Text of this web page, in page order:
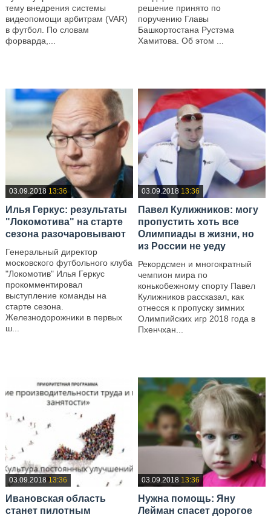
тему внедрения системы
видеопомощи арбитрам (VAR)
в футбол. По словам
форварда,...
решение принято по
поручению Главы
Башкортостана Рустэма
Хамитова. Об этом ...
03.09.2018 13:36
Илья Геркус: результаты
"Локомотива" на старте
сезона разочаровывают
Генеральный директор
московского футбольного клуба
"Локомотив" Илья Геркус
прокомментировал
выступление команды на
старте сезона.
Железнодорожники в первых
ш...
03.09.2018 13:36
Павел Кулижников: могу
пропустить хоть все
Олимпиады в жизни, но
из России не уеду
Рекордсмен и многократный
чемпион мира по
конькобежному спорту Павел
Кулижников рассказал, как
отнесся к пропуску зимних
Олимпийских игр 2018 года в
Пхенчхан...
03.09.2018 13:36
Ивановская область
станет пилотным
03.09.2018 13:36
Нужна помощь: Яну
Лейман спасет дорогое